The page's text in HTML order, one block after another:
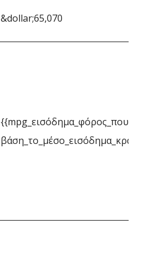
&dollar;65,070